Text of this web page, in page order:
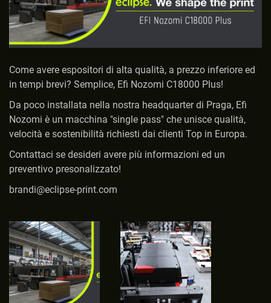
Come avere espositori di alta qualità, a prezzo inferiore ed
in tempi brevi? Semplice, Efi Nozomi C18000 Plus!
Da poco installata nella nostra headquarter di Praga, Efi
Nozomi è un macchina "single pass" che unisce qualità,
velocità e sostenibilità richiesti dai clienti Top in Europa.
Contattaci se desideri avere più informazioni ed un
preventivo presonalizzato!
brandi@eclipse-print.com